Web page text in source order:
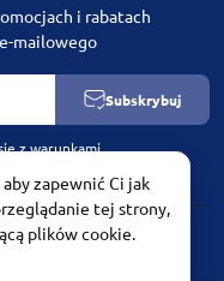
i rabatach
mailowego
Subskrybuj
z warunkami
zapewnić Ci jak
tej strony,
plików cookie.